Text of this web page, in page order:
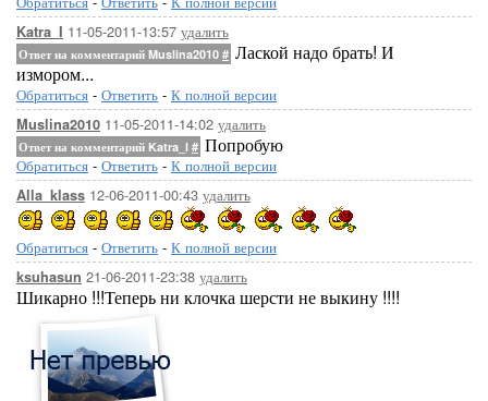
Katra_I 11-05-2011-13:57 удалить
Ответ на комментарий Muslina2010 # Лаской надо брать! И
измором...
Обратиться - Ответить - К полной версии
Muslina2010 11-05-2011-14:02 удалить
Ответ на комментарий Katra_I # Попробую
Обратиться - Ответить - К полной версии
Alla_klass 12-06-2011-00:43 удалить
Обратиться - Ответить - К полной версии
ksuhasun 21-06-2011-23:38 удалить
Шикарно !!!Теперь ни клочка шерсти не выкину !!!!